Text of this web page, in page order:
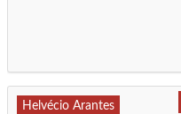
Helvécio Arantes